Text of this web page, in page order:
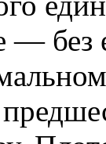
без